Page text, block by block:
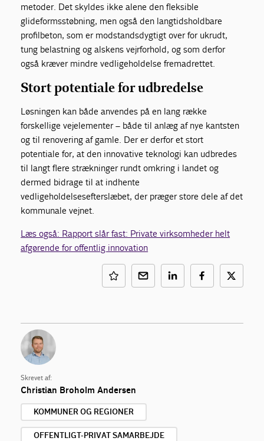
metoder. Det skyldes ikke alene den fleksible
glideformsstøbning, men også den langtidsholdbare
profilbeton, som er modstandsdygtigt over for ukrudt,
tung belastning og alskens vejrforhold, og som derfor
også kræver mindre vedligeholdelse fremadrettet.
Stort potentiale for udbredelse
Løsningen kan både anvendes på en lang række
forskellige vejelementer – både til anlæg af nye kantsten
og til renovering af gamle. Der er derfor et stort
potentiale for, at den innovative teknologi kan udbredes
til langt flere strækninger rundt omkring i landet og
dermed bidrage til at indhente
vedligeholdelsesefterslæbet, der præger store dele af det
kommunale vejnet.
Læs også: Rapport slår fast: Private virksomheder helt
afgørende for offentlig innovation
Skrevet af:
Christian Broholm Andersen
KOMMUNER OG REGIONER
OFFENTLIGT-PRIVAT SAMARBEJDE